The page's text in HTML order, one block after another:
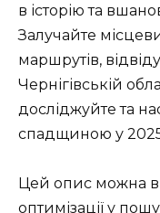
в історію та
Залучайте
маршрутів,
Чернігівській
досліджуйте та
спадщиною у
Цей опис можна
оптимізації у